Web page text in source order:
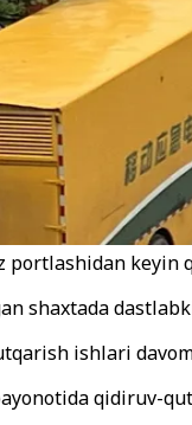
portlashidan
shaxtada
ishlari
qidiruv-